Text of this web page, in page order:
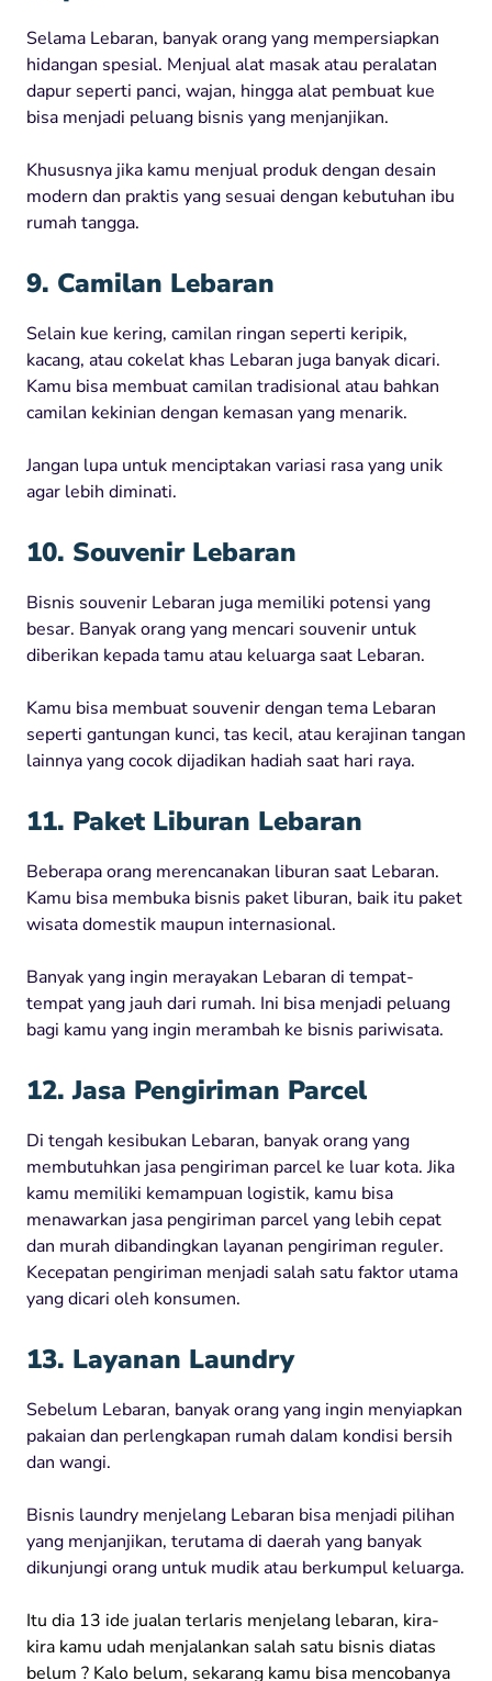
Selama Lebaran, banyak orang yang mempersiapkan
hidangan spesial. Menjual alat masak atau peralatan
dapur seperti panci, wajan, hingga alat pembuat kue
bisa menjadi peluang bisnis yang menjanjikan.
Khususnya jika kamu menjual produk dengan desain
modern dan praktis yang sesuai dengan kebutuhan ibu
rumah tangga.
9. Camilan Lebaran
Selain kue kering, camilan ringan seperti keripik,
kacang, atau cokelat khas Lebaran juga banyak dicari.
Kamu bisa membuat camilan tradisional atau bahkan
camilan kekinian dengan kemasan yang menarik.
Jangan lupa untuk menciptakan variasi rasa yang unik
agar lebih diminati.
10. Souvenir Lebaran
Bisnis souvenir Lebaran juga memiliki potensi yang
besar. Banyak orang yang mencari souvenir untuk
diberikan kepada tamu atau keluarga saat Lebaran.
Kamu bisa membuat souvenir dengan tema Lebaran
seperti gantungan kunci, tas kecil, atau kerajinan tangan
lainnya yang cocok dijadikan hadiah saat hari raya.
11. Paket Liburan Lebaran
Beberapa orang merencanakan liburan saat Lebaran.
Kamu bisa membuka bisnis paket liburan, baik itu paket
wisata domestik maupun internasional.
Banyak yang ingin merayakan Lebaran di tempat-
tempat yang jauh dari rumah. Ini bisa menjadi peluang
bagi kamu yang ingin merambah ke bisnis pariwisata.
12. Jasa Pengiriman Parcel
Di tengah kesibukan Lebaran, banyak orang yang
membutuhkan jasa pengiriman parcel ke luar kota. Jika
kamu memiliki kemampuan logistik, kamu bisa
menawarkan jasa pengiriman parcel yang lebih cepat
dan murah dibandingkan layanan pengiriman reguler.
Kecepatan pengiriman menjadi salah satu faktor utama
yang dicari oleh konsumen.
13. Layanan Laundry
Sebelum Lebaran, banyak orang yang ingin menyiapkan
pakaian dan perlengkapan rumah dalam kondisi bersih
dan wangi.
Bisnis laundry menjelang Lebaran bisa menjadi pilihan
yang menjanjikan, terutama di daerah yang banyak
dikunjungi orang untuk mudik atau berkumpul keluarga.
Itu dia 13 ide jualan terlaris menjelang lebaran, kira-
kira kamu udah menjalankan salah satu bisnis diatas
belum ? Kalo belum, sekarang kamu bisa mencobanya